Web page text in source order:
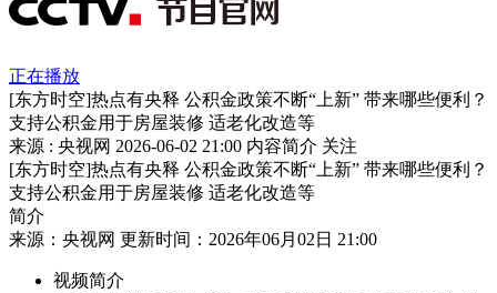
正在播放
[东方时空]热点有央释 公积金政策不断“上新” 带来哪些便利？
支持公积金用于房屋装修 适老化改造等
来源 : 央视网 2026-06-02 21:00 内容简介 关注
[东方时空]热点有央释 公积金政策不断“上新” 带来哪些便利？
支持公积金用于房屋装修 适老化改造等
简介
来源：央视网 更新时间：2026年06月02日 21:00
视频简介